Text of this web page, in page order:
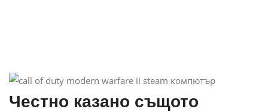
Честно казано същото